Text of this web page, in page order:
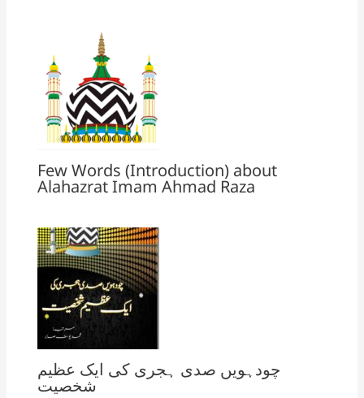
Few Words (Introduction) about
Alahazrat Imam Ahmad Raza
چودہویں صدی ہجری کی ایک عظیم
شخصیت